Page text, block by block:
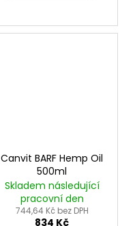
Canvit BARF Hemp Oil
500ml
Skladem následující
pracovní den
744,64 Kč bez DPH
834 Kč